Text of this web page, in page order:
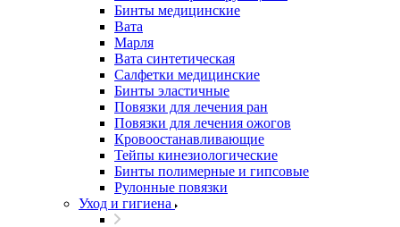
Бинты медицинские
Вата
Марля
Вата синтетическая
Салфетки медицинские
Бинты эластичные
Повязки для лечения ран
Повязки для лечения ожогов
Кровоостанавливающие
Тейпы кинезиологические
Бинты полимерные и гипсовые
Рулонные повязки
Уход и гигиена